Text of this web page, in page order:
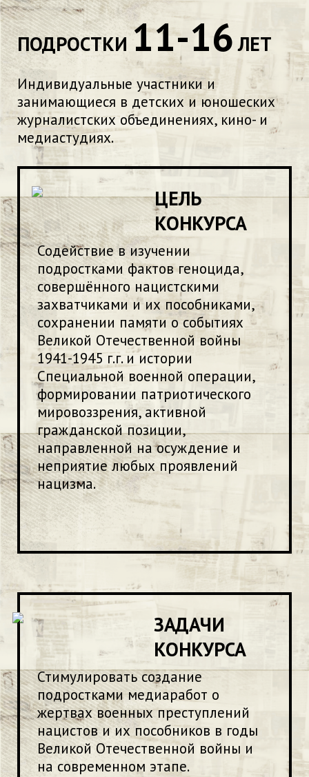
ПОДРОСТКИ 11-16 ЛЕТ
Индивидуальные участники и
занимающиеся в детских и юношеских
журналистских объединениях, кино- и
медиастудиях.
ЦЕЛЬ
КОНКУРСА
Содействие в изучении
подростками фактов геноцида,
совершённого нацистскими
захватчиками и их пособниками,
сохранении памяти о событиях
Великой Отечественной войны
1941-1945 г.г. и истории
Специальной военной операции,
формировании патриотического
мировоззрения, активной
гражданской позиции,
направленной на осуждение и
неприятие любых проявлений
нацизма.
ЗАДАЧИ
КОНКУРСА
Стимулировать создание
подростками медиаработ о
жертвах военных преступлений
нацистов и их пособников в годы
Великой Отечественной войны и
на современном этапе.